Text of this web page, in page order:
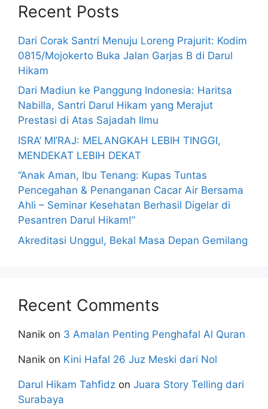
Recent Posts
Dari Corak Santri Menuju Loreng Prajurit: Kodim
0815/Mojokerto Buka Jalan Garjas B di Darul
Hikam
Dari Madiun ke Panggung Indonesia: Haritsa
Nabilla, Santri Darul Hikam yang Merajut
Prestasi di Atas Sajadah Ilmu
ISRA’ MI’RAJ: MELANGKAH LEBIH TINGGI,
MENDEKAT LEBIH DEKAT
“Anak Aman, Ibu Tenang: Kupas Tuntas
Pencegahan & Penanganan Cacar Air Bersama
Ahli – Seminar Kesehatan Berhasil Digelar di
Pesantren Darul Hikam!”
Akreditasi Unggul, Bekal Masa Depan Gemilang
Recent Comments
Nanik on 3 Amalan Penting Penghafal Al Quran
Nanik on Kini Hafal 26 Juz Meski dari Nol
Darul Hikam Tahfidz on Juara Story Telling dari
Surabaya